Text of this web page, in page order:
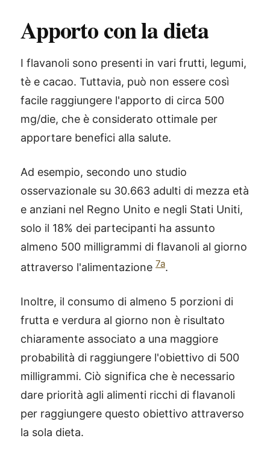
Apporto con la dieta
I flavanoli sono presenti in vari frutti, legumi,
tè e cacao. Tuttavia, può non essere così
facile raggiungere l'apporto di circa 500
mg/die, che è considerato ottimale per
apportare benefici alla salute.
Ad esempio, secondo uno studio
osservazionale su 30.663 adulti di mezza età
e anziani nel Regno Unito e negli Stati Uniti,
solo il 18% dei partecipanti ha assunto
almeno 500 milligrammi di flavanoli al giorno
attraverso l'alimentazione 7a.
Inoltre, il consumo di almeno 5 porzioni di
frutta e verdura al giorno non è risultato
chiaramente associato a una maggiore
probabilità di raggiungere l'obiettivo di 500
milligrammi. Ciò significa che è necessario
dare priorità agli alimenti ricchi di flavanoli
per raggiungere questo obiettivo attraverso
la sola dieta.